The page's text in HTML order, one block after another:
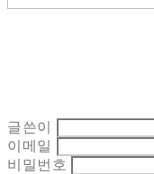
글쓴이
이메일
비밀번호